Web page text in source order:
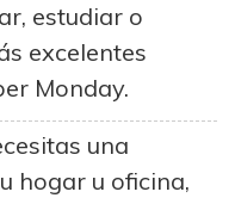
estudiar o
excelentes
Monday.
una
hogar u oficina,